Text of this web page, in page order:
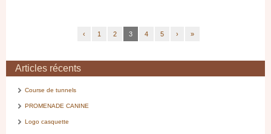
‹ 1 2 3 4 5 › »
Articles récents
Course de tunnels
PROMENADE CANINE
Logo casquette